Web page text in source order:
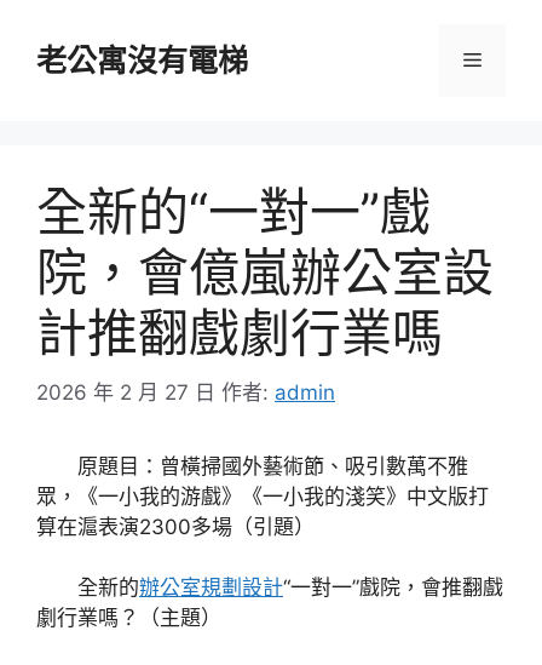
老公寓沒有電梯 選
全新的“一對一”戲
院，會億嵐辦公室設
計推翻戲劇行業嗎
2026 年 2 月 27 日 作者: admin
原題目：曾橫掃國外藝術節、吸引數萬不雅
眾，《一小我的游戲》《一小我的淺笑》中文版打
算在滬表演2300多場（引題）
全新的辦公室規劃設計“一對一”戲院，會推翻戲
劇行業嗎？（主題）